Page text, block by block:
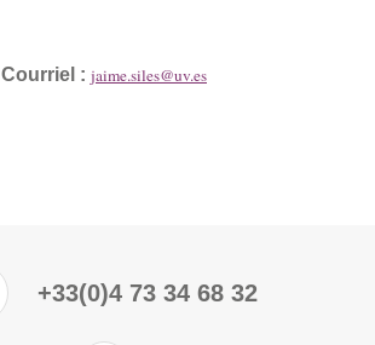
Courriel : jaime.siles@uv.es
+33(0)4 73 34 68 32